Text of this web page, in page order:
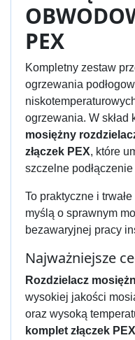
PEX
Kompletny zestaw
ogrzewania
ogrzewania. W
mosiężny
złączek PEX, które
szczelne
To praktyczne i
myślą o sprawnym
bezawaryjnej pracy
Najważniejsze
Rozdzielacz
wysokiej jakości
oraz wysoką
komplet złączek PEX